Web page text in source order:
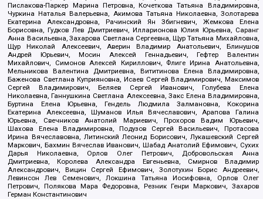
Пислакова-Паркер Марина Петровна, Кочеткова Татьяна Владимировна,
Чуркина Наталья Валерьевна, Акимова Татьяна Николаевна, Золотарева
Екатерина Александровна, Рачинский Ян Збигневич, Жемкова Елена
Борисовна, Гудков Лев Дмитриевич, Илларионова Юлия Юрьевна, Саранг
Анна Васильевна, Захарова Светлана Сергеевна, Щур Татьяна Михайловна,
Щур Николай Алексеевич, Аверин Владимир Анатольевич, Блинушов
Андрей Юрьевич, Мосин Алексей Геннадьевич, Гефтер Валентин
Михайлович, Симонов Алексей Кириллович, Флиге Ирина Анатольевна,
Мельникова Валентина Дмитриевна, Вититинова Елена Владимировна,
Баженова Светлана Куприяновна, Исаев Сергей Владимирович, Максимов
Сергей Владимирович, Беляев Сергей Иванович, Голубева Елена
Николаевна, Ганнушкина Светлана Алексеевна, Закс Елена Владимировна,
Буртина Елена Юрьевна, Гендель Людмила Залмановна, Кокорина
Екатерина Алексеевна, Шуманов Илья Вячеславович, Арапова Галина
Юрьевна, Свечников Анатолий Мариевич, Прохоров Вадим Юрьевич,
Шахова Елена Владимировна, Подузов Сергей Васильевич, Протасова
Ирина Вячеславовна, Литинский Леонид Борисович, Лукашевский Сергей
Маркович, Бахмин Вячеслав Иванович, Шабад Анатолий Ефимович, Сухих
Дарья Николаевна, Орлов Олег Петрович, Добровольская Анна
Дмитриевна, Королева Александра Евгеньевна, Смирнов Владимир
Александрович, Вицин Сергей Ефимович, Золотухин Борис Андреевич,
Левинсон Лев Семенович, Локшина Татьяна Иосифовна, Орлов Олег
Петрович, Полякова Мара Федоровна, Резник Генри Маркович, Захаров
Герман Константинович